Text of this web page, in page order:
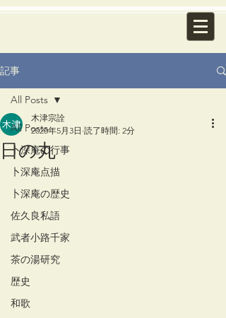
記事
All Posts
卜深庵の行事
卜深庵点描
卜深庵の歴史
佐久良私語
武者小路千家
茶の湯研究
歴史
和歌
All Posts
日の丸
木津宗詮
2020年5月3日 読了時間: 2分